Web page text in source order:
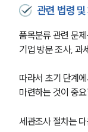
관련 법령 및
품목분류 관련 문
기업 방문 조사, 과
따라서 초기 단계
마련하는 것이 중
세관조사 절차는